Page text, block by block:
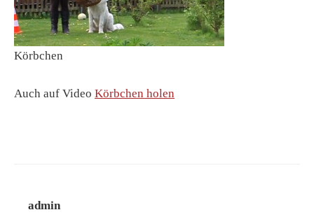
Körbchen
Auch auf Video Körbchen holen
admin